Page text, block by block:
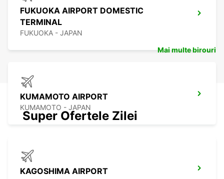
FUKUOKA AIRPORT DOMESTIC
TERMINAL
FUKUOKA - JAPAN
KUMAMOTO AIRPORT
KUMAMOTO - JAPAN
KAGOSHIMA AIRPORT
Mai multe birouri
Super Ofertele Zilei